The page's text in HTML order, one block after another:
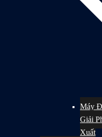
Máy
Giải
Xuất